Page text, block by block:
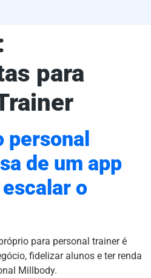
para
personal
de um app
o
para personal trainer é
fidelizar alunos e ter renda
Millbody.